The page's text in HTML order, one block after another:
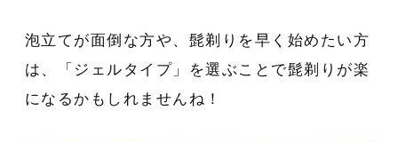
泡立てが面倒な方や、髭剃りを早く始めたい方
は、「ジェルタイプ」を選ぶことで髭剃りが楽
になるかもしれませんね！